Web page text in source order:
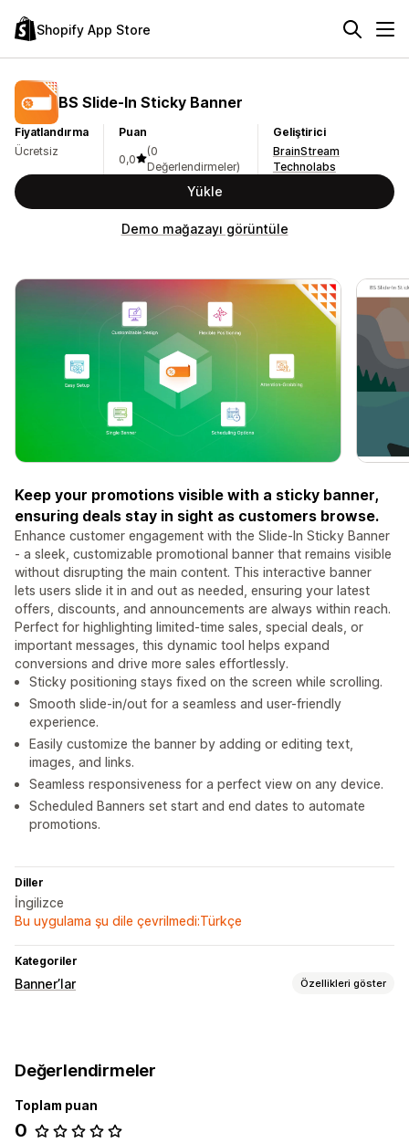
Shopify App Store
BS Slide‑In Sticky Banner
Fiyatlandırma
Ücretsiz
Puan
0,0
(0
Değerlendirmeler)
Geliştirici
BrainStream
Technolabs
Yükle
Demo mağazayı görüntüle
Keep your promotions visible with a sticky banner,
ensuring deals stay in sight as customers browse.
Enhance customer engagement with the Slide-In Sticky Banner
- a sleek, customizable promotional banner that remains visible
without disrupting the main content. This interactive banner
lets users slide it in and out as needed, ensuring your latest
offers, discounts, and announcements are always within reach.
Perfect for highlighting limited-time sales, special deals, or
important messages, this dynamic tool helps expand
conversions and drive more sales effortlessly.
Sticky positioning stays fixed on the screen while scrolling.
Smooth slide-in/out for a seamless and user-friendly
experience.
Easily customize the banner by adding or editing text,
images, and links.
Seamless responsiveness for a perfect view on any device.
Scheduled Banners set start and end dates to automate
promotions.
Diller
İngilizce
Bu uygulama şu dile çevrilmedi:Türkçe
Kategoriler
Banner’lar Özellikleri göster
Özelleştirme
Banner konumu
Değerlendirmeler
Toplam puan
0